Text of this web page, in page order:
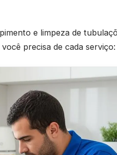
e limpeza de
precisa de cada serviço: